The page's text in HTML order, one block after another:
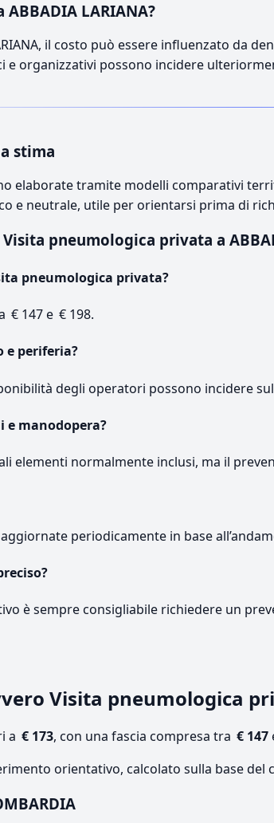
LARIANA?
il costo può essere influenzato da
e organizzativi possono incidere
stima
elaborate tramite modelli comparativi
e neutrale, utile per orientarsi prima di
pneumologica privata a
pneumologica privata?
€ 147 e € 198.
e periferia?
degli operatori possono incidere
manodopera?
elementi normalmente inclusi, ma il
periodicamente in base
è sempre consigliabile richiedere un
Visita pneumologica
a € 173, con una fascia compresa tra € 147
orientativo, calcolato sulla base del